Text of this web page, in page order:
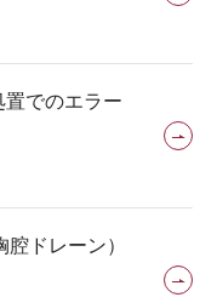
置でのエラー
ドレーン）